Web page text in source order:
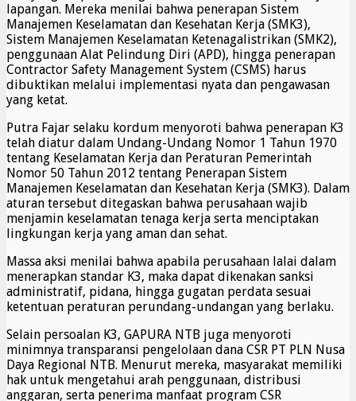
lapangan. Mereka menilai bahwa penerapan Sistem
Manajemen Keselamatan dan Kesehatan Kerja (SMK3),
Sistem Manajemen Keselamatan Ketenagalistrikan (SMK2),
penggunaan Alat Pelindung Diri (APD), hingga penerapan
Contractor Safety Management System (CSMS) harus
dibuktikan melalui implementasi nyata dan pengawasan
yang ketat.
Putra Fajar selaku kordum menyoroti bahwa penerapan K3
telah diatur dalam Undang-Undang Nomor 1 Tahun 1970
tentang Keselamatan Kerja dan Peraturan Pemerintah
Nomor 50 Tahun 2012 tentang Penerapan Sistem
Manajemen Keselamatan dan Kesehatan Kerja (SMK3). Dalam
aturan tersebut ditegaskan bahwa perusahaan wajib
menjamin keselamatan tenaga kerja serta menciptakan
lingkungan kerja yang aman dan sehat.
Massa aksi menilai bahwa apabila perusahaan lalai dalam
menerapkan standar K3, maka dapat dikenakan sanksi
administratif, pidana, hingga gugatan perdata sesuai
ketentuan peraturan perundang-undangan yang berlaku.
Selain persoalan K3, GAPURA NTB juga menyoroti
minimnya transparansi pengelolaan dana CSR PT PLN Nusa
Daya Regional NTB. Menurut mereka, masyarakat memiliki
hak untuk mengetahui arah penggunaan, distribusi
anggaran, serta penerima manfaat program CSR